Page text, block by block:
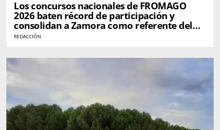
Los concursos nacionales de FROMAGO
2026 baten récord de participación y
consolidan a Zamora como referente del
queso en España
REDACCIÓN